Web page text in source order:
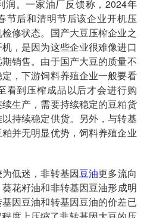
润。一家油厂反馈称，2024年
节后和清明节后该企业开机压
修状态。国产大豆压榨企业之
，是因为这些企业很难像进口
销售。由于国产大豆的质量不
，下游饲料养殖企业一般要看
看到压榨成品以后才会进行购
生产，需要持续稳定的豆粕货
持续稳定供货。另外，与转基
并无明显优势，饲料养殖企业
低迷，非转基因豆油更多流向
花籽油和非转基因豆油形成明
因豆油和转基因豆油的价差已